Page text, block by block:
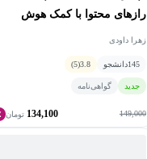
رازهای محتوا با کمک هوش
مصنوعی
زهرا داودی
145دانشجو 3.8
(5)
جدید گواهی‌نامه
149,000
134,100 تومان